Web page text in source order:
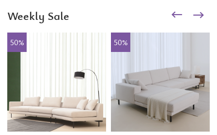
Weekly Sale
50% 50%